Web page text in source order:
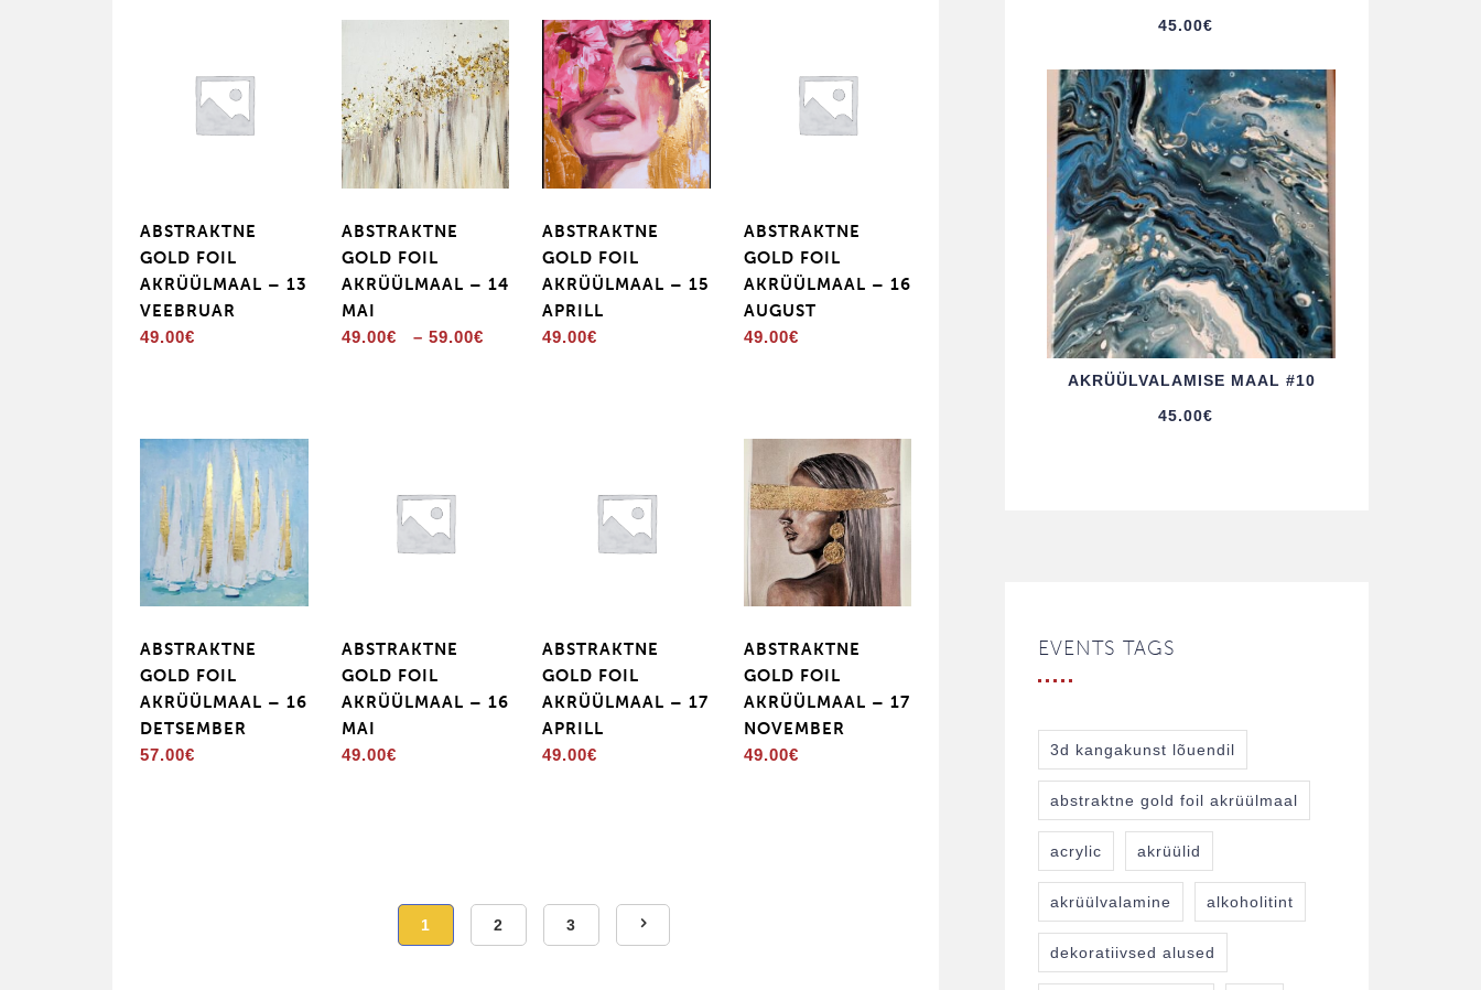
59.00€
ABSTRAKTNE
GOLD FOIL
AKRÜÜLMAAL – 13
VEEBRUAR
49.00€
ABSTRAKTNE
GOLD FOIL
AKRÜÜLMAAL – 14
MAI
49.00€ – 59.00€
ABSTRAKTNE
GOLD FOIL
AKRÜÜLMAAL – 15
APRILL
49.00€
ABSTRAKTNE
GOLD FOIL
AKRÜÜLMAAL – 16
AUGUST
49.00€
ABSTRAKTNE
GOLD FOIL
AKRÜÜLMAAL – 16
DETSEMBER
57.00€
ABSTRAKTNE
GOLD FOIL
AKRÜÜLMAAL – 16
MAI
49.00€
ABSTRAKTNE
GOLD FOIL
AKRÜÜLMAAL – 17
APRILL
49.00€
ABSTRAKTNE
GOLD FOIL
AKRÜÜLMAAL – 17
NOVEMBER
49.00€
1 2 3
45.00€
AKRÜÜL­VALAMISE MAAL #10
45.00€
EVENTS TAGS
3d kangakunst lõuendil
abstraktne gold foil akrüülmaal
acrylic akrüülid
akrüülvalamine alkoholitint
dekoratiivsed alused